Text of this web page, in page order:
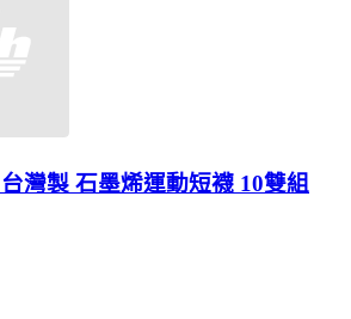
灣製 石墨烯運動短襪 10雙組